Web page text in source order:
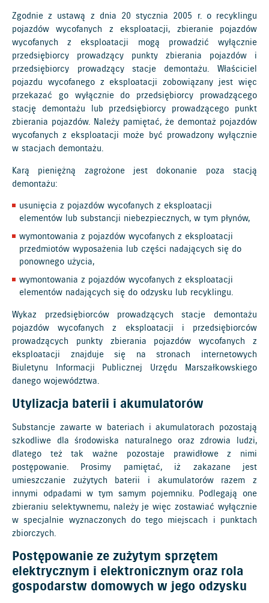
Zgodnie z ustawą z dnia 20 stycznia 2005 r. o recyklingu
pojazdów wycofanych z eksploatacji, zbieranie pojazdów
wycofanych z eksploatacji mogą prowadzić wyłącznie
przedsiębiorcy prowadzący punkty zbierania pojazdów i
przedsiębiorcy prowadzący stacje demontażu. Właściciel
pojazdu wycofanego z eksploatacji zobowiązany jest więc
przekazać go wyłącznie do przedsiębiorcy prowadzącego
stację demontażu lub przedsiębiorcy prowadzącego punkt
zbierania pojazdów. Należy pamiętać, że demontaż pojazdów
wycofanych z eksploatacji może być prowadzony wyłącznie
w stacjach demontażu.
Karą pieniężną zagrożone jest dokonanie poza stacją
demontażu:
usunięcia z pojazdów wycofanych z eksploatacji
elementów lub substancji niebezpiecznych, w tym płynów,
wymontowania z pojazdów wycofanych z eksploatacji
przedmiotów wyposażenia lub części nadających się do
ponownego użycia,
wymontowania z pojazdów wycofanych z eksploatacji
elementów nadających się do odzysku lub recyklingu.
Wykaz przedsiębiorców prowadzących stacje demontażu
pojazdów wycofanych z eksploatacji i przedsiębiorców
prowadzących punkty zbierania pojazdów wycofanych z
eksploatacji znajduje się na stronach internetowych
Biuletynu Informacji Publicznej Urzędu Marszałkowskiego
danego województwa.
Utylizacja baterii i akumulatorów
Substancje zawarte w bateriach i akumulatorach pozostają
szkodliwe dla środowiska naturalnego oraz zdrowia ludzi,
dlatego też tak ważne pozostaje prawidłowe z nimi
postępowanie. Prosimy pamiętać, iż zakazane jest
umieszczanie zużytych baterii i akumulatorów razem z
innymi odpadami w tym samym pojemniku. Podlegają one
zbieraniu selektywnemu, należy je więc zostawiać wyłącznie
w specjalnie wyznaczonych do tego miejscach i punktach
zbiorczych.
Postępowanie ze zużytym sprzętem
elektrycznym i elektronicznym oraz rola
gospodarstw domowych w jego odzysku